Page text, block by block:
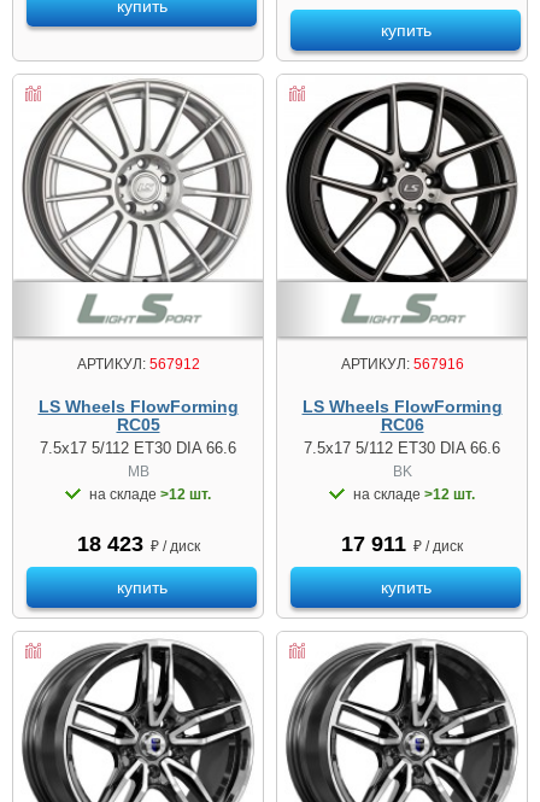
купить
купить
АРТИКУЛ:567912
LS Wheels FlowForming
RC05
7.5x17 5/112 ET30 DIA 66.6
MB
на складе >12 шт.
18 423 ₽ / диск
купить
АРТИКУЛ:567916
LS Wheels FlowForming
RC06
7.5x17 5/112 ET30 DIA 66.6
BK
на складе >12 шт.
17 911 ₽ / диск
купить